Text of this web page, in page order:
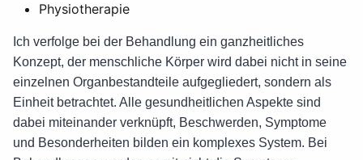
Physiotherapie
Ich verfolge bei der Behandlung ein ganzheitliches
Konzept, der menschliche Körper wird dabei nicht in seine
einzelnen Organbestandteile aufgegliedert, sondern als
Einheit betrachtet. Alle gesundheitlichen Aspekte sind
dabei miteinander verknüpft, Beschwerden, Symptome
und Besonderheiten bilden ein komplexes System. Bei